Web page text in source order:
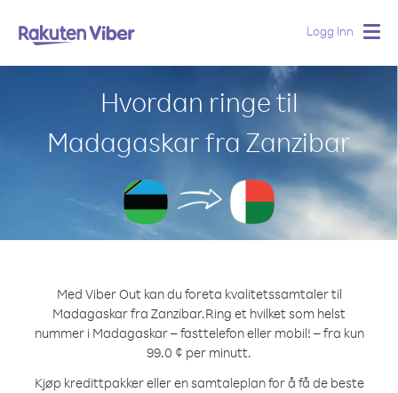
Logg Inn
Hvordan ringe til
Madagaskar fra Zanzibar
Med Viber Out kan du foreta kvalitetssamtaler til
Madagaskar fra Zanzibar.Ring et hvilket som helst
nummer i Madagaskar – fasttelefon eller mobil! – fra kun
99.0 ¢ per minutt.
Kjøp kredittpakker eller en samtaleplan for å få de beste